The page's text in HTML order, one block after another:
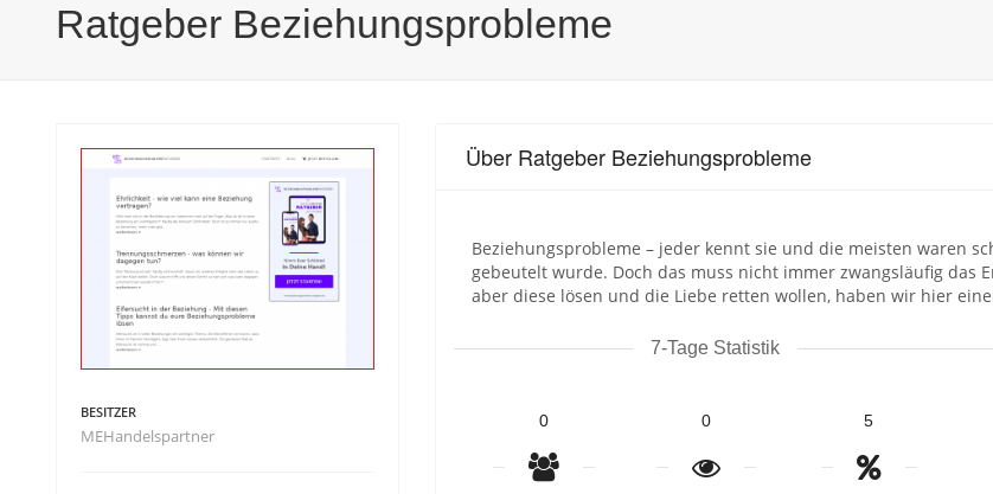
Ratgeber Beziehungsprobleme
Über Ratgeber Beziehungsprobleme
Beziehungsprobleme – jeder kennt sie und die meisten waren
gebeutelt wurde. Doch das muss nicht immer zwangsläufig das
aber diese lösen und die Liebe retten wollen, haben wir hier
7-Tage Statistik
0 0 5
BESITZER
MEHandelspartner